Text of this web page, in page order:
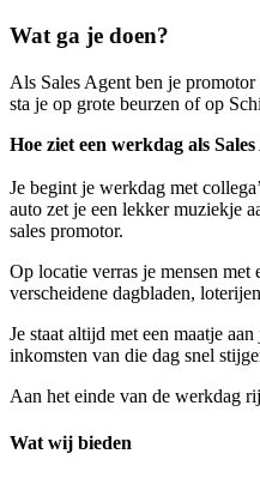
Wat ga je doen?
Als Sales Agent ben je
sta je op grote beurzen of op
Hoe ziet een werkdag als
Je begint je werkdag met
auto zet je een lekker muziekje
sales promotor.
Op locatie verras je mensen
verscheidene dagbladen,
Je staat altijd met een maatje
inkomsten van die dag snel
Aan het einde van de werkdag
Wat wij bieden